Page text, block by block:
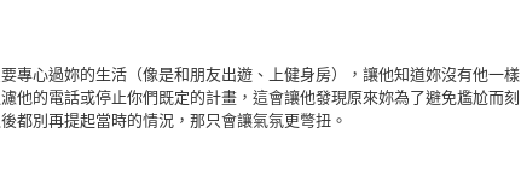
專心過妳的生活（像是和朋友出遊、上健身房），讓他知道妳沒有他一樣
他的電話或停止你們既定的計畫，這會讓他發現原來妳為了避免尷尬而刻
都別再提起當時的情況，那只會讓氣氛更彆扭。